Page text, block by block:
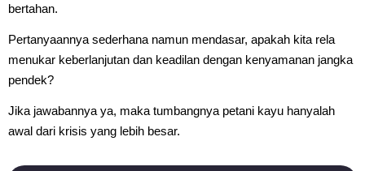
bertahan.
Pertanyaannya sederhana namun mendasar, apakah kita rela
menukar keberlanjutan dan keadilan dengan kenyamanan jangka
pendek?
Jika jawabannya ya, maka tumbangnya petani kayu hanyalah
awal dari krisis yang lebih besar.